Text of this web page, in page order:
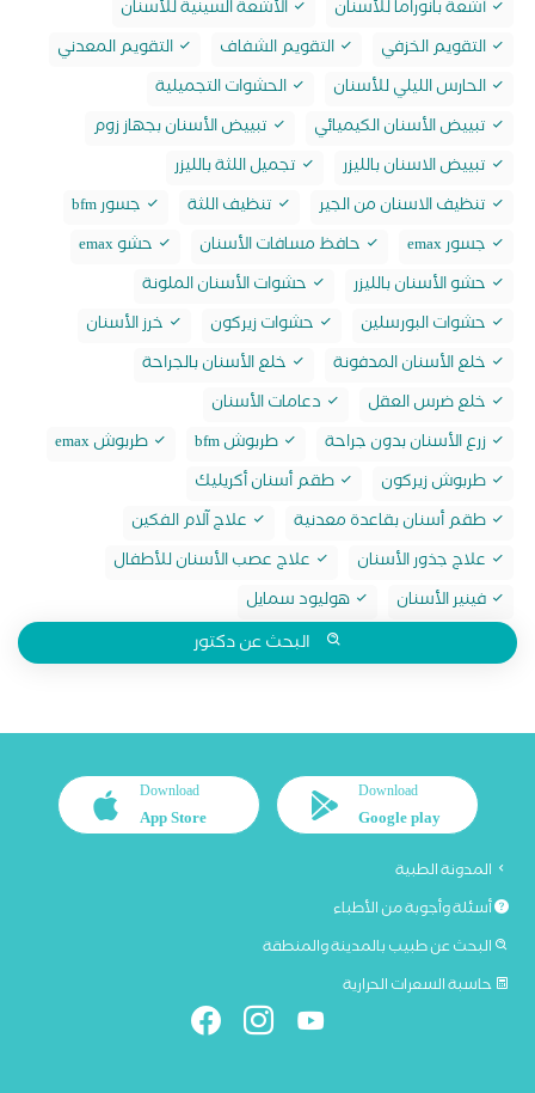
أشعة بانوراما للأسنان
الأشعة السينية للأسنان
التقويم الخزفي
التقويم الشفاف
التقويم المعدني
الحارس الليلي للأسنان
الحشوات التجميلية
تبييض الأسنان الكيميائي
تبييض الأسنان بجهاز زوم
تبييض الاسنان بالليزر
تجميل اللثة بالليزر
تنظيف الاسنان من الجير
تنظيف اللثة
جسور bfm
جسور emax
حافظ مسافات الأسنان
حشو emax
حشو الأسنان بالليزر
حشوات الأسنان الملونة
حشوات البورسلين
حشوات زيركون
خرز الأسنان
خلع الأسنان المدفونة
خلع الأسنان بالجراحة
خلع ضرس العقل
دعامات الأسنان
زرع الأسنان بدون جراحة
طربوش bfm
طربوش emax
طربوش زيركون
طقم أسنان أكريليك
طقم أسنان بقاعدة معدنية
علاج آلام الفكين
علاج جذور الأسنان
علاج عصب الأسنان للأطفال
فينير الأسنان
هوليود سمايل
البحث عن دكتور
Download
Google play
Download
App Store
المدونة الطبية
أسئلة وأجوبة من الأطباء
البحث عن طبيب بالمدينة والمنطقة
حاسبة السعرات الحرارية